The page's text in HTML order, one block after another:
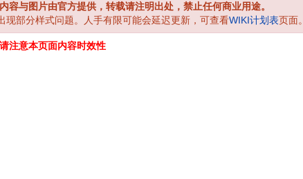
容与图片由官方提供，转载请注明出处，禁止任何商业用途。
现部分样式问题。人手有限可能会延迟更新，可查看WIKI计划表页面。
请注意本页面内容时效性